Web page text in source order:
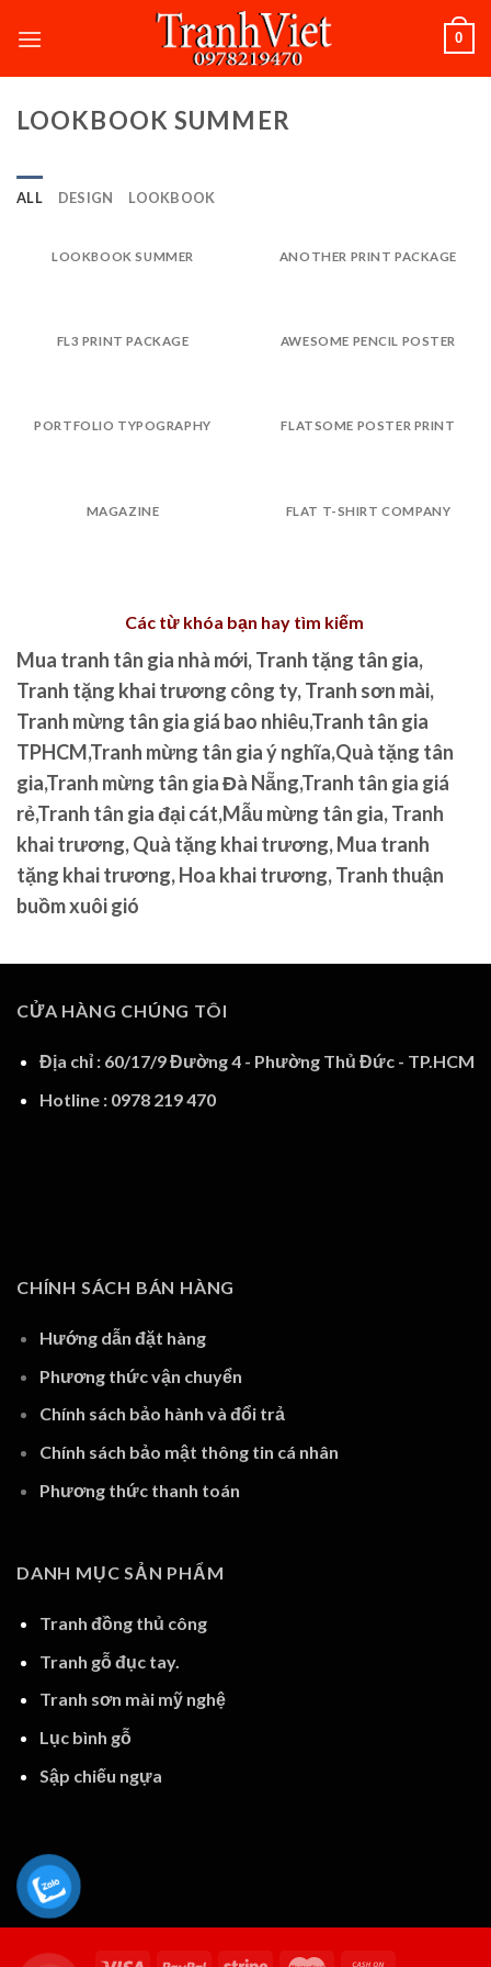
0
LOOKBOOK SUMMER
ALL DESIGN LOOKBOOK
LOOKBOOK SUMMER ANOTHER PRINT PACKAGE
FL3 PRINT PACKAGE AWESOME PENCIL POSTER
PORTFOLIO TYPOGRAPHY FLATSOME POSTER PRINT
MAGAZINE FLAT T-SHIRT COMPANY
Các từ khóa bạn hay tìm kiếm
Mua tranh tân gia nhà mới, Tranh tặng tân gia,
Tranh tặng khai trương công ty, Tranh sơn mài,
Tranh mừng tân gia giá bao nhiêu,Tranh tân gia
TPHCM,Tranh mừng tân gia ý nghĩa,Quà tặng tân
gia,Tranh mừng tân gia Đà Nẵng,Tranh tân gia giá
rẻ,Tranh tân gia đại cát,Mẫu mừng tân gia, Tranh
khai trương, Quà tặng khai trương, Mua tranh
tặng khai trương, Hoa khai trương, Tranh thuận
buồm xuôi gió
CỬA HÀNG CHÚNG TÔI
Địa chỉ : 60/17/9 Đường 4 - Phường Thủ Đức - TP.HCM
Hotline : 0978 219 470
CHÍNH SÁCH BÁN HÀNG
Hướng dẫn đặt hàng
Phương thức vận chuyển
Chính sách bảo hành và đổi trả
Chính sách bảo mật thông tin cá nhân
Phương thức thanh toán
DANH MỤC SẢN PHẨM
Tranh đồng thủ công
Tranh gỗ đục tay.
Tranh sơn mài mỹ nghệ
Lục bình gỗ
Sập chiếu ngựa